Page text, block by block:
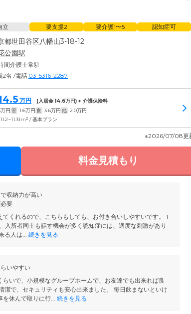
立 要支援2 要介護1〜5 認知症可
都世田谷区八幡山3-18-12
公園駅
間介護士常駐
2名 /電話 03-5316-2287
万円 (入居金14.6万円) + 介護保険料
万円 管 1.6万円 食 3.6万円 他 2.0万円
2 / 基本プラン
※2026/07/08更
料金見積もり
収納力が高い
要
くれるので、こちらもしても、お付き合いしやすいです。 1
入所者同士も話す機会が多く認知症には、適度な刺激があり
る人は... 続きを見る
いやすい
いで、小規模なグループホームで、お友達でも出来れば良
潔で、セキュリティも安心出来ました。 毎日飲まないといけ
を休んで取りに行... 続きを見る